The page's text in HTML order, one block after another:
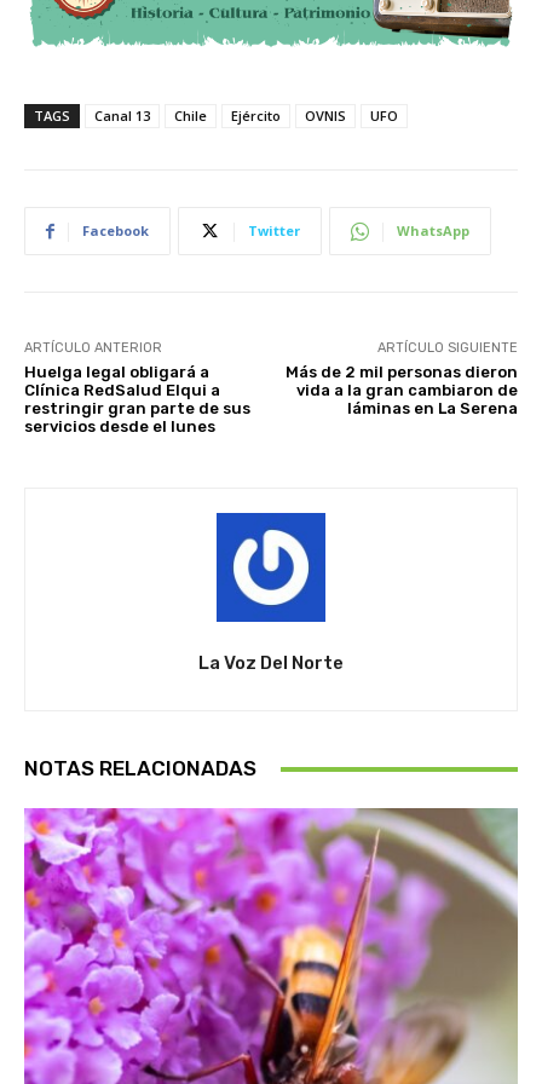
TAGS Canal 13 Chile Ejército OVNIS UFO
Facebook Twitter WhatsApp
ARTÍCULO ANTERIOR
Huelga legal obligará a
Clínica RedSalud Elqui a
restringir gran parte de sus
servicios desde el lunes
ARTÍCULO SIGUIENTE
Más de 2 mil personas dieron
vida a la gran cambiaron de
láminas en La Serena
La Voz Del Norte
NOTAS RELACIONADAS